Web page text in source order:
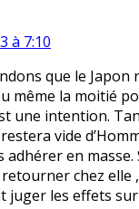
à 7:10
que le Japon
même la moitié
une intention.
vide
adhérer en masse.
chez elle
juger les effets